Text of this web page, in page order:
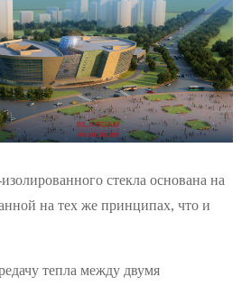
стекла основана на
на тех же принципах, что и
тепла между двумя